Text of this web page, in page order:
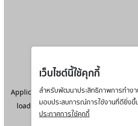
เว็บไซต์นี้ใช้คุกกี้
สำหรับพัฒนาประสิทธิภาพการทำงา
มอบประสบการณ์การใช้งานที่ดียิ่งขึ้
ประกาศการใช้คุกกี้
Application error: aclient-side
loadingwww.ktc.co.th(see the
information).